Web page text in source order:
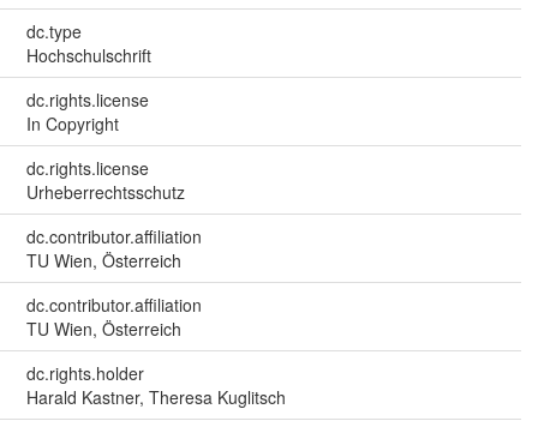
dc.type
Hochschulschrift
dc.rights.license
In Copyright
dc.rights.license
Urheberrechtsschutz
dc.contributor.affiliation
TU Wien, Österreich
dc.contributor.affiliation
TU Wien, Österreich
dc.rights.holder
Harald Kastner, Theresa Kuglitsch